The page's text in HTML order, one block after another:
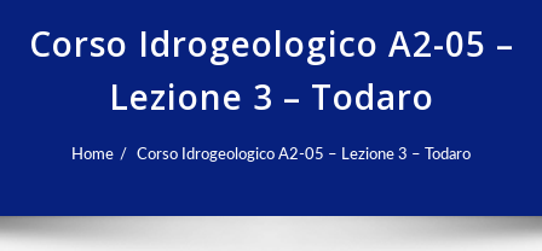
Corso Idrogeologico A2-05 –
Lezione 3 – Todaro
Home Corso Idrogeologico A2-05 – Lezione 3 – Todaro